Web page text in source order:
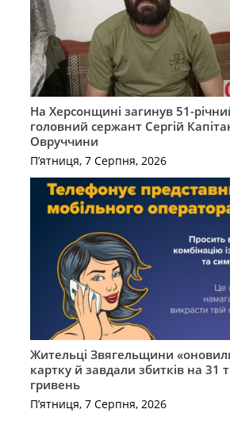
На Херсонщині загинув 51-
головний сержант Сергій
Овруччини
П’ятниця, 7 Серпня, 2026
Жительці Звягельщини
картку й завдали збитків на 31
гривень
П’ятниця, 7 Серпня, 2026